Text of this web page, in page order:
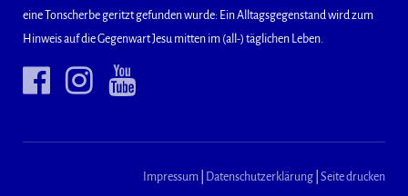
eine Tonscherbe geritzt gefunden wurde: Ein Alltagsgegenstand wird zum
Hinweis auf die Gegenwart Jesu mitten im (all-) täglichen Leben.
Impressum Datenschutzerklärung Seite drucken